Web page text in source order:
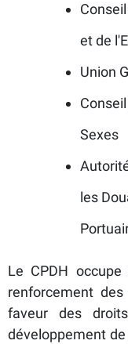
et de
Union
Sexes
les
Le CPDH
renforcement
faveur des
développement